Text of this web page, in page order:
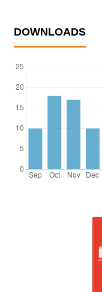
DOWNLOADS